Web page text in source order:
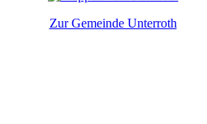
Zur Gemeinde Unterroth